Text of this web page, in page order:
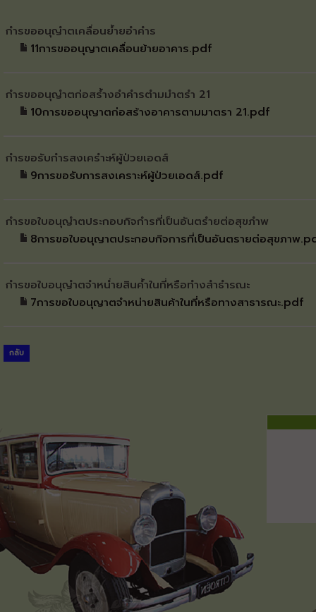
กำรขออนุญำตเคลื่อนย้ำยอำคำร
11การขออนุญาตเคลื่อนย้ายอาคาร.pdf
กำรขออนุญำตก่อสร้ำงอำคำรตำมมำตรำ 21
10การขออนุญาตก่อสร้างอาคารตามมาตรา 21.pdf
กำรขอรับกำรสงเครำะห์ผู้ป่วยเอดส์
9การขอรับการสงเคราะห์ผู้ป่วยเอดส์.pdf
กำรขอใบอนุญำตประกอบกิจกำรที่เป็นอันตรำยต่อสุขภำพ
8การขอใบอนุญาตประกอบกิจการที่เป็นอันตรายต่อสุขภาพ
กำรขอใบอนุญำตจำหน่ำยสินค้ำในที่หรือทำงสำธำรณะ
7การขอใบอนุญาตจำหน่ายสินค้าในที่หรือทางสาธารณะ.pdf
กลับ